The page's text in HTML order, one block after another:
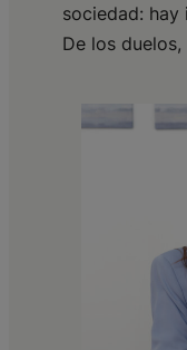
sociedad: hay
De los